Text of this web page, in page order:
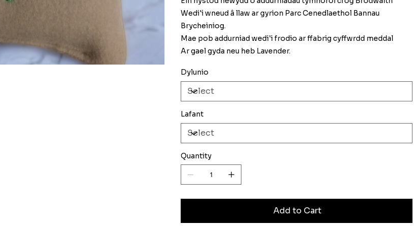
Wedi'i wneud â llaw ar gyrion Parc Cenedlaethol Bannau
Brycheiniog.
Mae pob addurniad wedi'i frodio ar ffabrig cyffwrdd meddal
Ar gael gyda neu heb Lavender.
Dylunio
Lafant
Quantity
Add to Cart